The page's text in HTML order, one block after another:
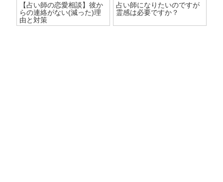
【占い師の恋愛相談】彼か
らの連絡がない(減った)理
由と対策
占い師になりたいのですが
霊感は必要ですか？